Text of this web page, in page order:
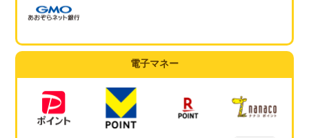
電子マネー